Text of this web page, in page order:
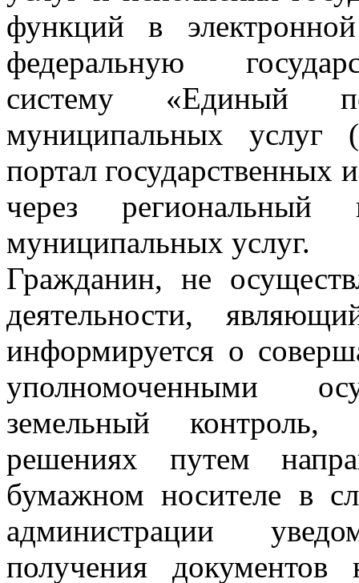
функций в
федеральную
систему «Единый
муниципальных услуг
портал
через региональный
муниципальных услуг.
Гражданин, не
деятельности,
информируется о
уполномоченными
земельный
решениях путем
бумажном носителе в
администрации
получения